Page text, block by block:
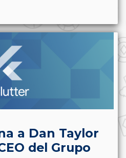
a Dan Taylor
del Grupo